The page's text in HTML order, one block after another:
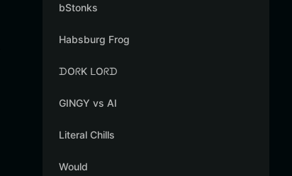
bStonks
Habsburg Frog
ᗪOᖇK ᒪOᖇᗪ
GINGY vs AI
Literal Chills
Would